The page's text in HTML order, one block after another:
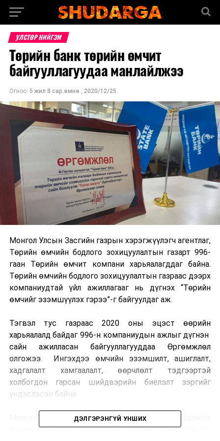
УЛСТӨР НИЙГЭМ
Төрийн банк төрийн өмчит
байгууллагуудаа манлайлжээ
Огноо: 5 жил 8 сар.өмнө , 2020/12/25
Монгол Улсын Засгийн газрын хэрэгжүүлэгч агентлаг,
Төрийн өмчийн бодлого зохицуулалтын газарт 996-
гаан Төрийн өмчит компани харьяалагддаг байна.
Төрийн өмчийн бодлого зохицуулалтын газраас дээрх
компаниудтай үйл ажиллагааг нь дүгнэх “Төрийн
өмчийг эзэмшүүлэх гэрээ”-г байгуулдаг аж.
Тэгвэл тус газраас 2020 оны эцэст өөрийн
харьяалалд байдаг 996-н компаниудын ажлыг дүгнэн
сайн ажилласан байгууллагууддаа Өргөмжлөл
олгожээ. Ингэхдээ өмчийн эзэмшилт, ашиглалт,
хадгалалт хамгаалалт, өөрчлөлт тэдгээртэй
холбогдон гарсан шийдвэрийн биелэлт зэргийг
үндэслэсэн байна.
Монгол Улсын хэмжээнд хамгийн өргөн сүлжээ
бүхий, салбартаа тэргүүлэгч Төрийн банк төрийн
ДЭЛГЭРЭНГҮЙ УНШИХ